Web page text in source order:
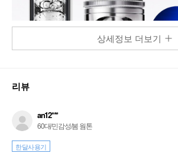
상세정보 더보기
리뷰
an12***
60대/민감성/봄 웜톤
한달사용기